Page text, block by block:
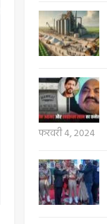
फरवरी 4, 2024